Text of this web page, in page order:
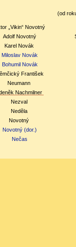
(od
„Vikin“ Novotný
Adolf Novotný
Karel Novák
Miloslav Novák
Bohumil Novák
František
Neumann
Nachmilner
Nezval
Neděla
Novotný
Novotný (dor.)
Nečas